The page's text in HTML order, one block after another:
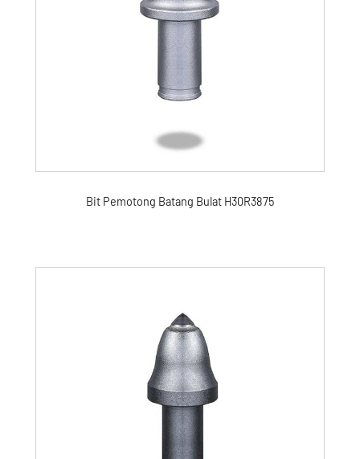
Bit Pemotong Batang Bulat H30R3875